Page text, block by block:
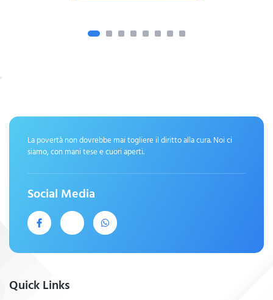
La povertà non dovrebbe mai togliere il diritto alla cura. Noi ci
siamo, con mani tese e cuori aperti.
Social Media
Quick Links